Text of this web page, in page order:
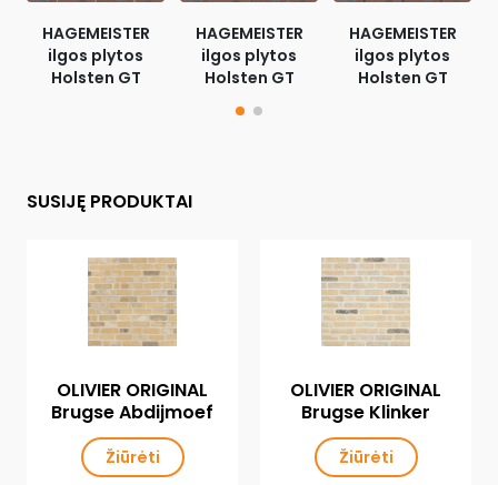
HAGEMEISTER
ilgos plytos
Holsten GT
HAGEMEISTER
ilgos plytos
Holsten GT
HAGEMEISTER
ilgos plytos
Holsten GT
SUSIJĘ PRODUKTAI
OLIVIER ORIGINAL
Brugse Abdijmoef
Žiūrėti
OLIVIER ORIGINAL
Brugse Klinker
Žiūrėti